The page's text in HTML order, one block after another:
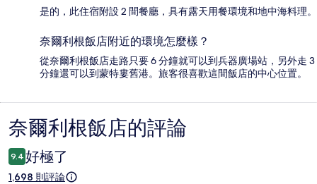
是的，此住宿附設 2 間餐廳，具有露天用餐環境和地中海料理。
奈爾利根飯店附近的環境怎麼樣？
從奈爾利根飯店走路只要 6 分鐘就可以到兵器廣場站，另外走 3
分鐘還可以到蒙特婁舊港。旅客很喜歡這間飯店的中心位置。
評
論
奈爾利根飯店的評論
9.4 好極了
1,698 則評論